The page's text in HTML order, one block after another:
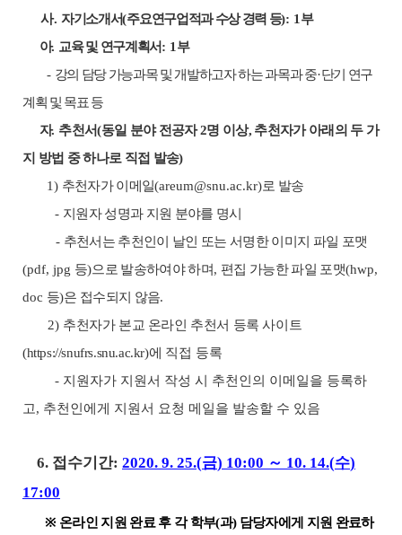
사. 자기소개서(주요연구업적과 수상 경력 등): 1부
아. 교육 및 연구계획서: 1부
- 강의 담당 가능과목 및 개발하고자 하는 과목과 중·단기 연구
계획 및 목표 등
자. 추천서(동일 분야 전공자2명 이상, 추천자가 아래의 두 가
지 방법 중 하나로 직접 발송)
1) 추천자가 이메일(areum@snu.ac.kr)로 발송
- 지원자 성명과 지원 분야를 명시
- 추천서는 추천인이 날인 또는 서명한 이미지 파일 포맷
(pdf, jpg 등)으로 발송하여야 하며, 편집 가능한 파일 포맷(hwp,
doc 등)은 접수되지 않음.
2) 추천자가 본교 온라인 추천서 등록 사이트
(https://snufrs.snu.ac.kr)에 직접 등록
- 지원자가 지원서 작성 시 추천인의 이메일을 등록하
고, 추천인에게 지원서 요청 메일을 발송할 수 있음
6. 접수기간: 2020. 9. 25.(금) 10:00 ～ 10. 14.(수)
17:00
※ 온라인 지원 완료 후 각 학부(과) 담당자에게 지원 완료하